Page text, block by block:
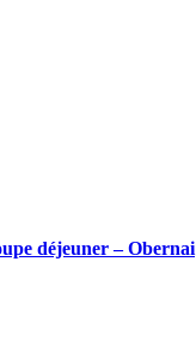
déjeuner – Obernai